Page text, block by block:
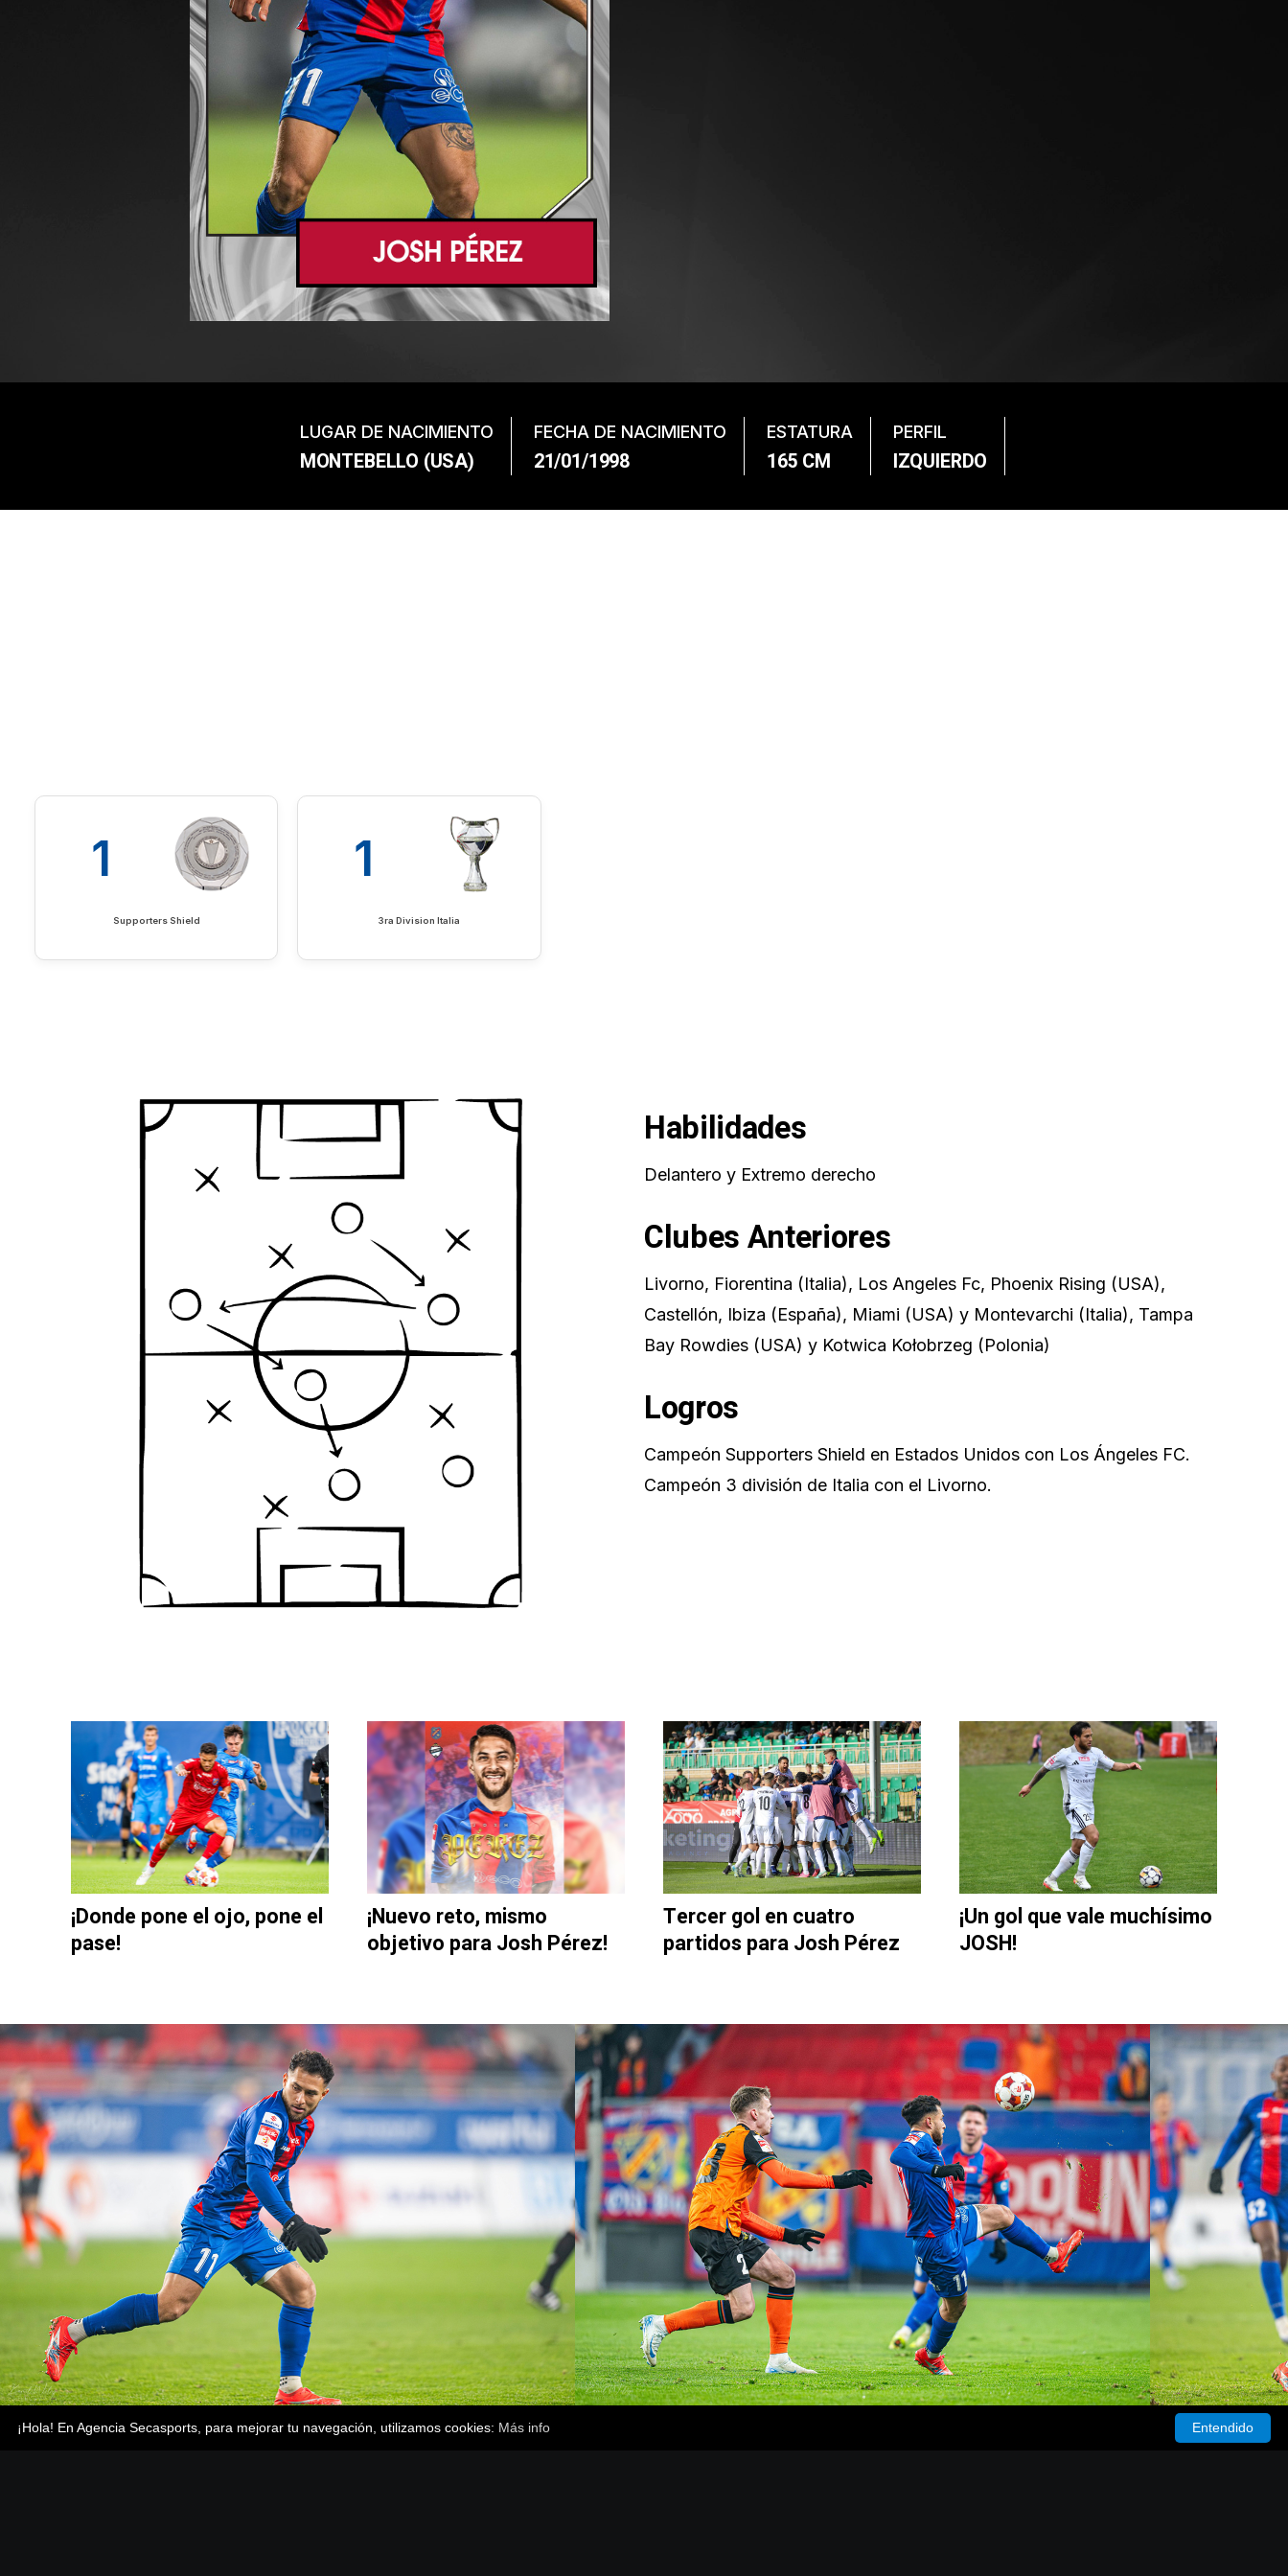
LUGAR DE NACIMIENTO
MONTEBELLO (USA)
FECHA DE NACIMIENTO
21/01/1998
ESTATURA
165 CM
PERFIL
IZQUIERDO
1
Supporters Shield
1
3ra Division Italia
Habilidades
Delantero y Extremo derecho
Clubes Anteriores
Livorno, Fiorentina (Italia), Los Angeles Fc, Phoenix Rising (USA),
Castellón, Ibiza (España), Miami (USA) y Montevarchi (Italia), Tampa
Bay Rowdies (USA) y Kotwica Kołobrzeg (Polonia)
Logros
Campeón Supporters Shield en Estados Unidos con Los Ángeles FC.
Campeón 3 división de Italia con el Livorno.
¡Donde pone el ojo, pone el
pase!
¡Nuevo reto, mismo
objetivo para Josh Pérez!
Tercer gol en cuatro
partidos para Josh Pérez
¡Un gol que vale muchísimo
JOSH!
Entendido
¡Hola! En Agencia Secasports, para mejorar tu navegación, utilizamos cookies: Más info